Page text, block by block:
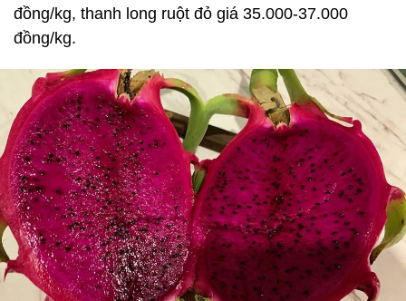
đồng/kg, thanh long ruột đỏ giá 35.000-37.000
đồng/kg.